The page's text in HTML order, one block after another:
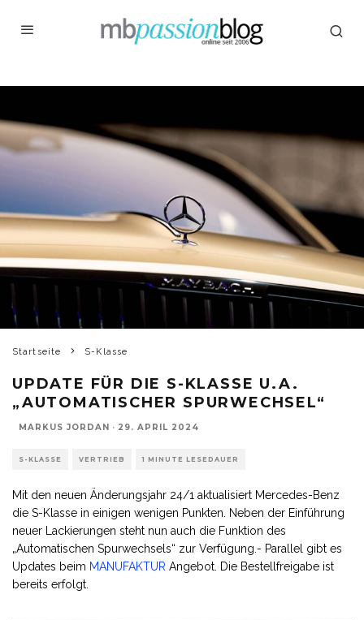
Startseite S-Klasse
UPDATE FÜR DIE S-KLASSE U.A.
„AUTOMATISCHER SPURWECHSEL“
MARKUS JORDAN · 29. APRIL 2024
S-KLASSE VERTRIEB 1 MINUTE LESEDAUER
Mit den neuen Änderungsjahr 24/1 aktualisiert Mercedes-Benz
die S-Klasse in einigen wenigen Punkten. Neben der Einführung
neuer Lackierungen steht nun auch die Funktion des
„Automatischen Spurwechsels“ zur Verfügung.- Parallel gibt es
Updates beim MANUFAKTUR Angebot. Die Bestellfreigabe ist
bereits erfolgt.